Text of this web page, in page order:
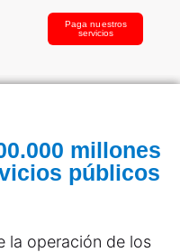
Paga nuestros
servicios
millones
públicos
la operación de los